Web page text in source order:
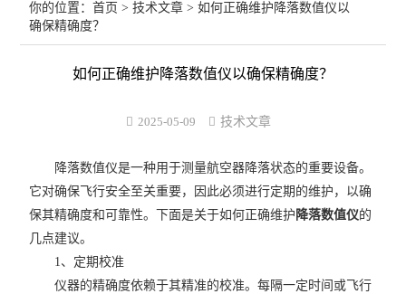
你的位置：首页 >技术文章 > 如何正确维护降落数值仪以
确保精确度？
如何正确维护降落数值仪以确保精确度？
2025-05-09 技术文章
降落数值仪是一种用于测量航空器降落状态的重要设备。
它对确保飞行安全至关重要，因此必须进行定期的维护，以确
保其精确度和可靠性。下面是关于如何正确维护 降落数值仪的
几点建议。
1、定期校准
仪器的精确度依赖于其精准的校准。每隔一定时间或飞行